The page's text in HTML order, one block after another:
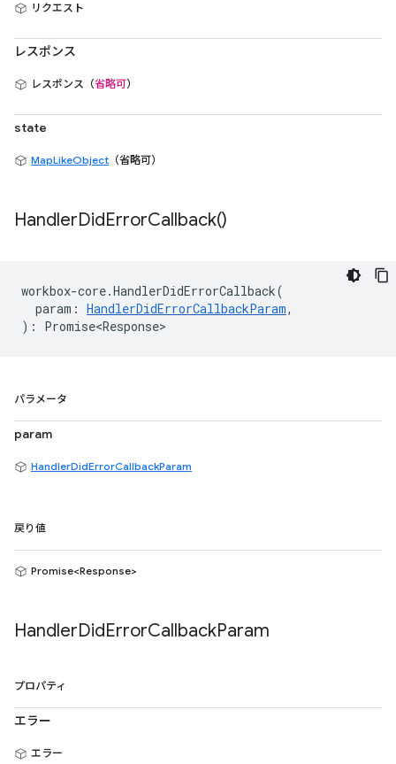
リクエスト
レスポンス
レスポンス（省略可）
state
MapLikeObject （省略可）
HandlerDidErrorCallback()
workbox-core.HandlerDidErrorCallback(
param : HandlerDidErrorCallbackParam,
) : Promise<Response>
パラメータ
param
HandlerDidErrorCallbackParam
戻り値
Promise<Response>
HandlerDidErrorCallbackParam
プロパティ
エラー
エラー